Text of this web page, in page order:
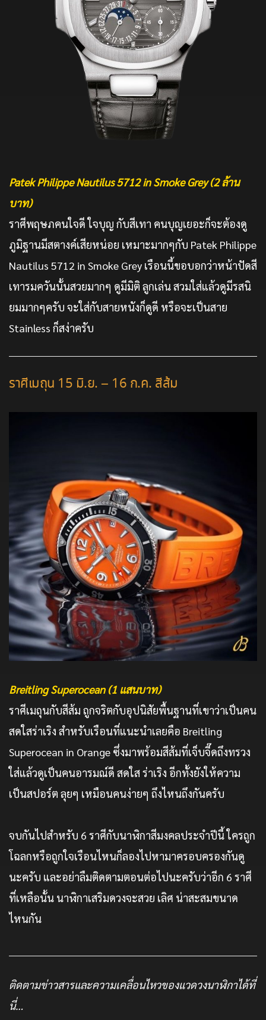
Patek Philippe Nautilus 5712 in Smoke Grey (2 ล้าน
บาท)
ราศีพฤษภคนใจดี ใจบุญ กับสีเทา คนบุญเยอะก็จะต้องดู
ภูมิฐานมีสตางค์เสียหน่อย เหมาะมากๆกับ Patek Philippe
Nautilus 5712 in Smoke Grey เรือนนี้ขอบอกว่าหน้าปัดสี
เทารมควันนั้นสวยมากๆ ดูมีมิติ ลูกเล่น สวมใส่แล้วดูมีรสนิ
ยมมากๆครับ จะใส่กับสายหนังก็ดูดี หรือจะเป็นสาย
Stainless ก็สง่าครับ
ราศีเมถุน 15 มิ.ย. – 16 ก.ค. สีส้ม
Breitling Superocean (1 แสนบาท)
ราศีเมถุนกับสีส้ม ถูกจริตกับอุปนิสัยพื้นฐานที่เขาว่าเป็นคน
สดใสร่าเริง สำหรับเรือนที่แนะนำเลยคือ Breitling
Superocean in Orange ซึ่งมาพร้อมสีส้มที่เจ็บจี๊ดถึงทรวง
ใส่แล้วดูเป็นคนอารมณ์ดี สดใส ร่าเริง อีกทั้งยังให้ความ
เป็นสปอร์ต ลุยๆ เหมือนคนง่ายๆ ถึงไหนถึงกันครับ
จบกันไปสำหรับ 6 ราศีกับนาฬิกาสีมงคลประจำปีนี้ ใครถูก
โฉลกหรือถูกใจเรือนไหนก็ลองไปหามาครอบครองกันดู
นะครับ และอย่าลืมติดตามตอนต่อไปนะครับว่าอีก 6 ราศี
ที่เหลือนั้น นาฬิกาเสริมดวงจะสวย เลิศ น่าสะสมขนาด
ไหนกัน
ติดตามข่าวสารและความเคลื่อนไหวของแวดวงนาฬิกาได้ที่
นี่…